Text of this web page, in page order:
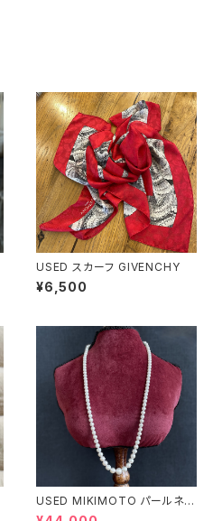
USED スカーフ GIVENCHY
¥6,500
USED MIKIMOTO パールネッ
クレス